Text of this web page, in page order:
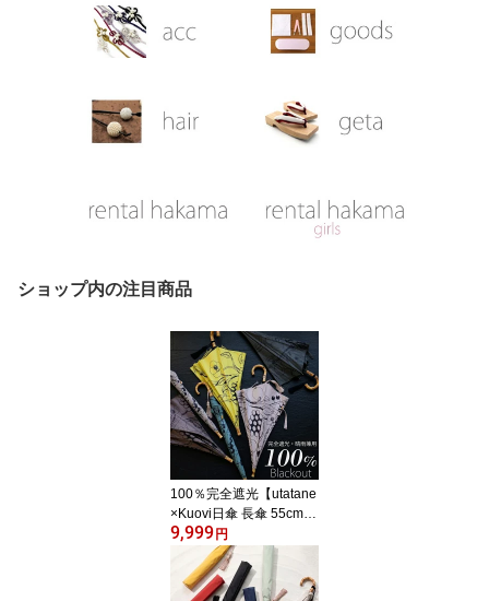
ショップ内の注目商品
100％完全遮光【utatane
×Kuovi日傘 長傘 55cm｜
オーチャード×シャンブ
レーバンブー タッセル
付】遮光率100％ UVカ
ット99.9%以上 遮熱 涼
9,999円